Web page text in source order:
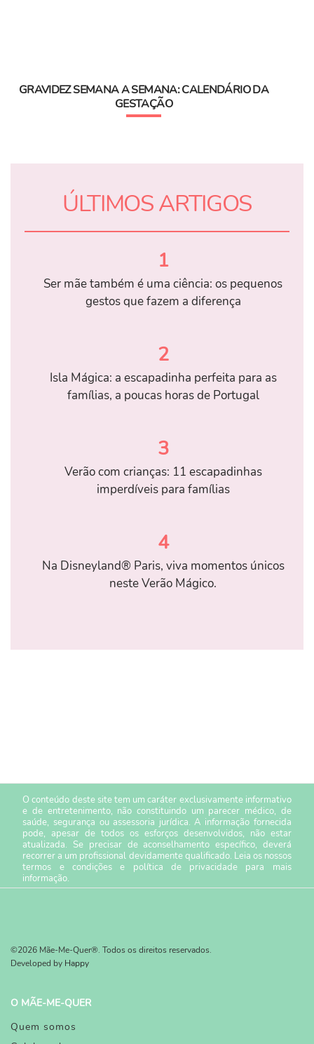
GRAVIDEZ SEMANA A SEMANA: CALENDÁRIO DA
GESTAÇÃO
ÚLTIMOS ARTIGOS
1
Ser mãe também é uma ciência: os pequenos
gestos que fazem a diferença
2
Isla Mágica: a escapadinha perfeita para as
famílias, a poucas horas de Portugal
3
Verão com crianças: 11 escapadinhas
imperdíveis para famílias
4
Na Disneyland® Paris, viva momentos únicos
neste Verão Mágico.
O conteúdo deste site tem um caráter exclusivamente informativo
e de entretenimento, não constituindo um parecer médico, de
saúde, segurança ou assessoria jurídica. A informação fornecida
pode, apesar de todos os esforços desenvolvidos, não estar
atualizada. Se precisar de aconselhamento específico, deverá
recorrer a um profissional devidamente qualificado. Leia os nossos
termos e condiçõese política de privacidade para mais
informação.
©2026 Mãe-Me-Quer®. Todos os direitos reservados.
Developed by Happy
O MÃE-ME-QUER
Quem somos